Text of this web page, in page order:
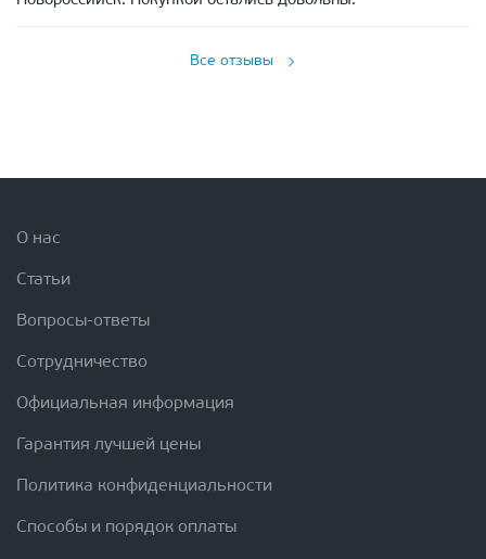
Все отзывы
О нас
Статьи
Вопросы-ответы
Сотрудничество
Официальная информация
Гарантия лучшей цены
Политика конфиденциальности
Способы и порядок оплаты